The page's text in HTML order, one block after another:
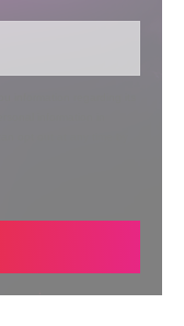
information regarding its
information in